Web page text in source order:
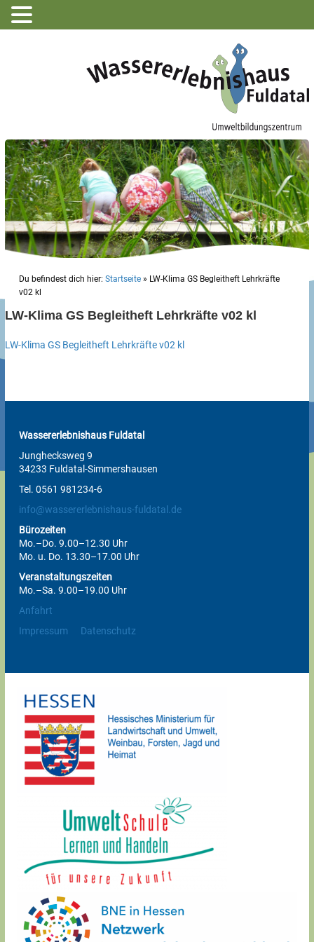
Du befindest dich hier: Startseite » LW-Klima GS Begleitheft Lehrkräfte
v02 kl
LW-Klima GS Begleitheft Lehrkräfte v02 kl
LW-Klima GS Begleitheft Lehrkräfte v02 kl
Wassererlebnishaus Fuldatal
Junghecksweg 9
34233 Fuldatal-Simmershausen
Tel. 0561 981234-6
info@wassererlebnishaus-fuldatal.de
Bürozeiten
Mo.–Do. 9.00–12.30 Uhr
Mo. u. Do. 13.30–17.00 Uhr
Veranstaltungszeiten
Mo.–Sa. 9.00–19.00 Uhr
Anfahrt
Impressum
Datenschutz